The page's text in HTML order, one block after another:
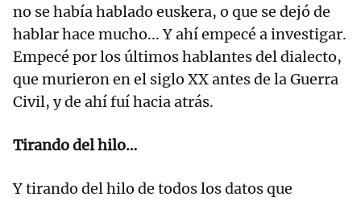
no se había hablado euskera, o que se dejó de
hablar hace mucho... Y ahí empecé a investigar.
Empecé por los últimos hablantes del dialecto,
que murieron en el siglo XX antes de la Guerra
Civil, y de ahí fuí hacia atrás.
Tirando del hilo…
Y tirando del hilo de todos los datos que